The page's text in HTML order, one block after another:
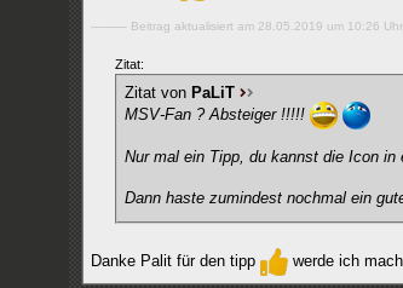
---------- Beitrag aktualisiert am 28.05.2019 um 10:26 Uhr
Zitat:
Zitat von PaLiT
MSV-Fan ? Absteiger !!!!!
Nur mal ein Tipp, du kannst die Icon
Dann haste zumindest nochmal ein
Danke Palit für den tipp werde ich